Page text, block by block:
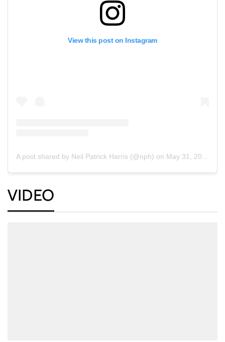
View this post on Instagram
A post shared by Neil Patrick Harris (@nph) on May 31, 2020 at 5:28pm PDT
VIDEO